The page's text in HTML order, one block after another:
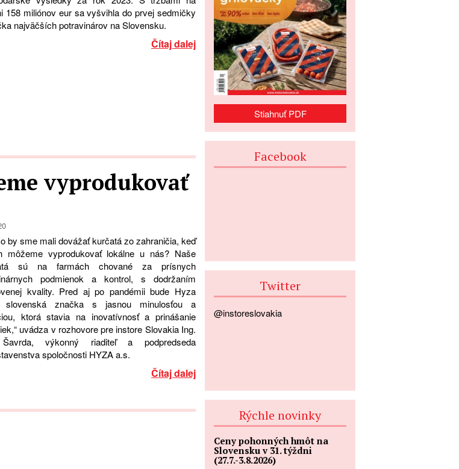
158 miliónov eur sa vyšvihla do prvej sedmičky
najväčších potravinárov na Slovensku.
Čítaj dalej
vyprodukovať
by sme mali dovážať kurčatá zo zahraničia, keď
môžeme vyprodukovať lokálne u nás? Naše
sú na farmách chované za prísnych
podmienok a kontrol, s dodržaním
kvality. Pred aj po pandémii bude Hyza
slovenská značka s jasnou minulosťou a
ktorá stavia na inovatívnosť a prinášanie
uvádza v rozhovore pre instore Slovakia Ing.
výkonný riaditeľ a podpredseda
spoločnosti HYZA a.s.
Čítaj dalej
Stiahnuť PDF
Facebook
Twitter
@instoreslovakia
Rýchle novinky
Ceny pohonných hmôt na
Slovensku v 31. týždni
(27.7.-3.8.2026)